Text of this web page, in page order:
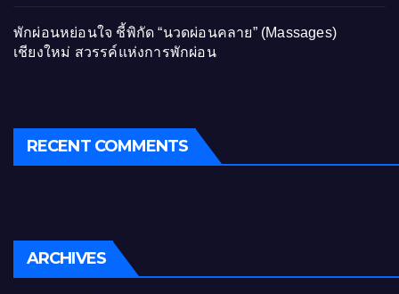
พักผ่อนหย่อนใจ ชี้พิกัด “นวดผ่อนคลาย” (Massages)
เชียงใหม่ สวรรค์แห่งการพักผ่อน
RECENT COMMENTS
ARCHIVES